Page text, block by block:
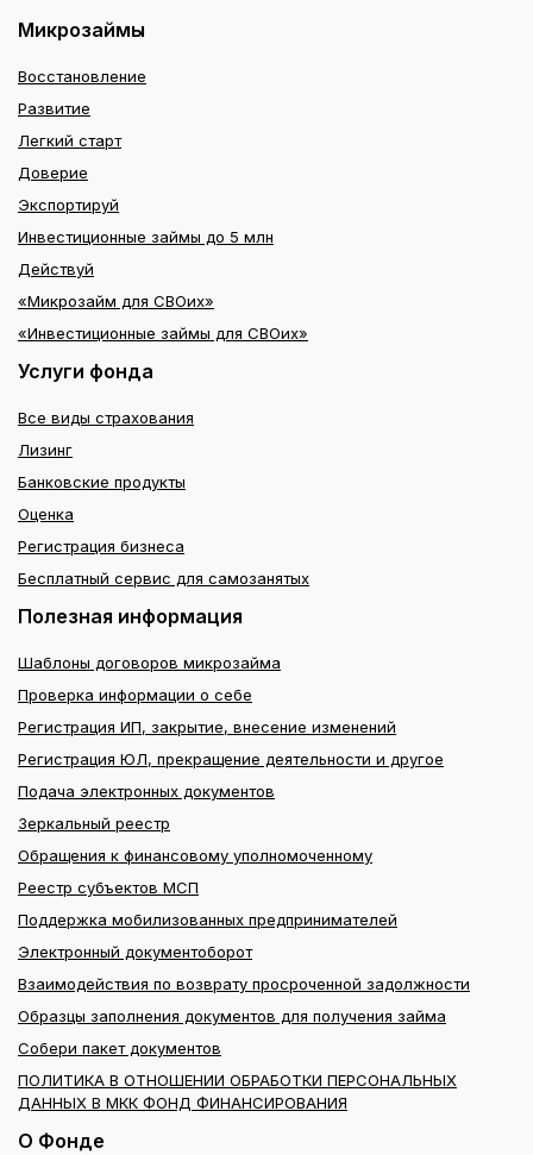
Микрозаймы
Восстановление
Развитие
Легкий старт
Доверие
Экспортируй
Инвестиционные займы до 5 млн
Действуй
«Микрозайм для СВОих»
«Инвестиционные займы для СВОих»
Услуги фонда
Все виды страхования
Лизинг
Банковские продукты
Оценка
Регистрация бизнеса
Бесплатный сервис для самозанятых
Полезная информация
Шаблоны договоров микрозайма
Проверка информации о себе
Регистрация ИП, закрытие, внесение изменений
Регистрация ЮЛ, прекращение деятельности и другое
Подача электронных документов
Зеркальный реестр
Обращения к финансовому уполномоченному
Реестр субъектов МСП
Поддержка мобилизованных предпринимателей
Электронный документоборот
Взаимодействия по возврату просроченной задолжности
Образцы заполнения документов для получения займа
Собери пакет документов
ПОЛИТИКА В ОТНОШЕНИИ ОБРАБОТКИ ПЕРСОНАЛЬНЫХ
ДАННЫХ В МКК ФОНД ФИНАНСИРОВАНИЯ
О Фонде